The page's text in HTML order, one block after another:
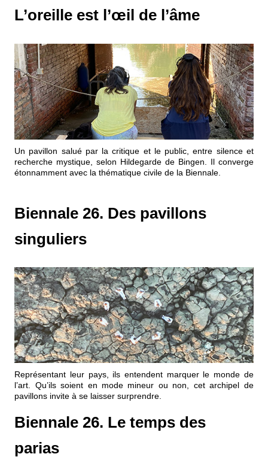
Cousinages
L’oreille est l’œil de l’âme
Un pavillon salué par la critique et le public, entre silence et
recherche mystique, selon Hildegarde de Bingen. Il converge
étonnamment avec la thématique civile de la Biennale.
Biennale 26. Des pavillons
singuliers
Représentant leur pays, ils entendent marquer le monde de
l’art. Qu’ils soient en mode mineur ou non, cet archipel de
pavillons invite à se laisser surprendre.
Biennale 26. Le temps des
parias